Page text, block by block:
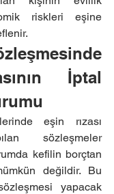
riskleri eşine
İptal
eşin rızası
sözleşmeler
kefilin borçtan
değildir. Bu
yapacak